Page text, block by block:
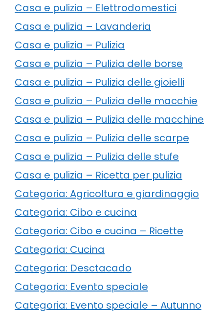
Casa e pulizia – Elettrodomestici
Casa e pulizia – Lavanderia
Casa e pulizia – Pulizia
Casa e pulizia – Pulizia delle borse
Casa e pulizia – Pulizia delle gioielli
Casa e pulizia – Pulizia delle macchie
Casa e pulizia – Pulizia delle macchine
Casa e pulizia – Pulizia delle scarpe
Casa e pulizia – Pulizia delle stufe
Casa e pulizia – Ricetta per pulizia
Categoria: Agricoltura e giardinaggio
Categoria: Cibo e cucina
Categoria: Cibo e cucina – Ricette
Categoria: Cucina
Categoria: Desctacado
Categoria: Evento speciale
Categoria: Evento speciale – Autunno